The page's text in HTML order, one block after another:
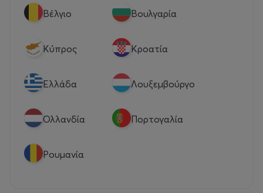
Βέλγιο Βουλγαρία
Κύπρος Κροατία
Eλλάδα Λουξεμβούργο
Ολλανδία Πορτογαλία
Ρουμανία